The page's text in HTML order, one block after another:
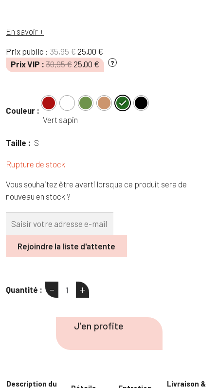
En savoir +
Prix public : 35,95€Le
prix
initial
35,95 €.
25,00 €
prix
actuel
25,00 €.
Prix VIP : 30,95€Le
était :
30,95 €.
25,00 € Le
est :
25,00 €.
?
Couleur :
Vert sapin
Taille : S
Rupture de stock
Vous souhaitez être averti lorsque ce produit sera de
nouveau en stock ?
Rejoindre la liste d'attente
Quantité :
quantité
- +
J'en profite
Description du
Livraison &